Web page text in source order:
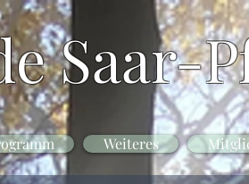
Saar-
Weiteres